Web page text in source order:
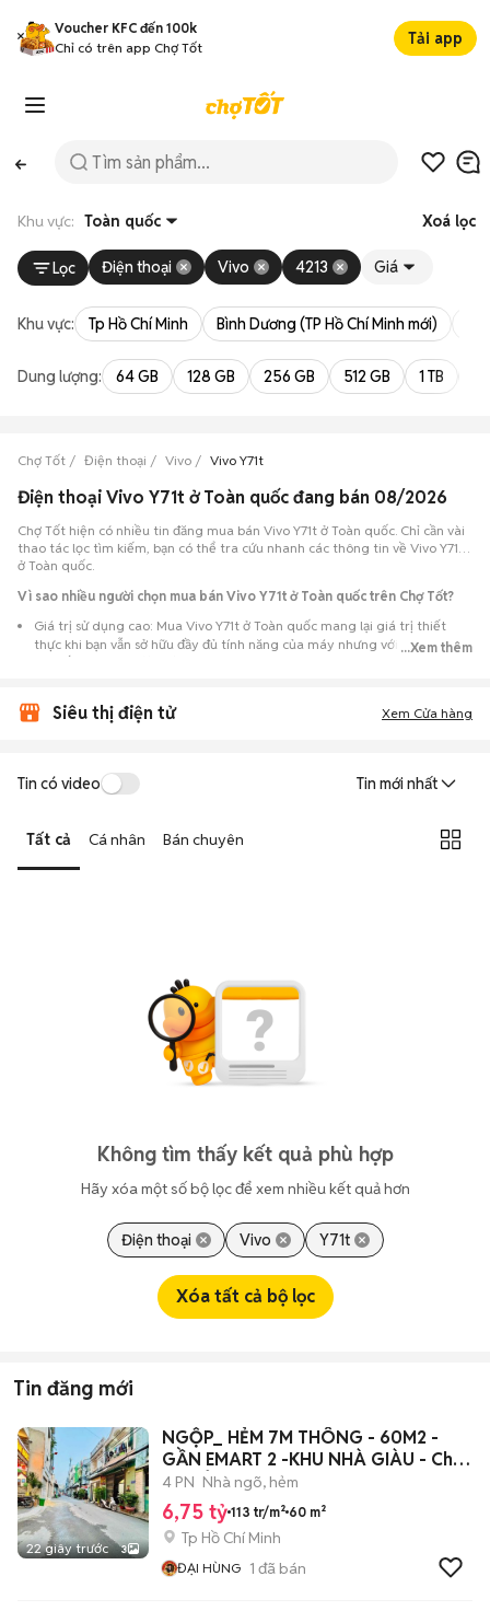
Voucher KFC đến 100k
Chỉ có trên app Chợ Tốt
Tải app
Khu vực: Toàn quốc Xoá lọc
Lọc Điện thoại Vivo 4213 Giá
Khu vực: Tp Hồ Chí Minh Bình Dương (TP Hồ Chí Minh mới)
Dung lượng: 64 GB 128 GB 256 GB 512 GB 1 TB
Chợ Tốt Điện thoại Vivo Vivo Y71t
Điện thoại Vivo Y71t ở Toàn quốc đang bán 08/2026
Chợ Tốt hiện có nhiều tin đăng mua bán Vivo Y71t ở Toàn quốc. Chỉ cần vài
thao tác lọc tìm kiếm, bạn có thể tra cứu nhanh các thông tin về Vivo Y71t
ở Toàn quốc.
Vì sao nhiều người chọn mua bán Vivo Y71t ở Toàn quốc trên Chợ Tốt?
Giá trị sử dụng cao: Mua Vivo Y71t ở Toàn quốc mang lại giá trị thiết
thực khi bạn vẫn sở hữu đầy đủ tính năng của máy nhưng với chi phí đầu
tư thấp hơn máy đập hộp.
Toàn quốc, đáp ứng từ nhu cầu cần máy đẹp keng đến máy chỉ cần hoạt
động ổn định.
thận, test loa, camera, wifi... để đảm bảo máy không có lỗi phát sinh.
hai bên trao đổi giá cả linh hoạt và có thể chốt giao dịch ngay trong
ngày.
...Xem thêm
Siêu thị điện tử Xem Cửa hàng
Tin có video Tin mới nhất
Tất cả Cá nhân Bán chuyên
Không tìm thấy kết quả phù hợp
Hãy xóa một số bộ lọc để xem nhiều kết quả hơn
Điện thoại Vivo Y71t
Xóa tất cả bộ lọc
Tin đăng mới
22 giây trước 3
NGỘP_ HẺM 7M THÔNG - 60M2 -
GẦN EMART 2 -KHU NHÀ GIÀU - Chỉ
6.x TỶ
4 PN Nhà ngõ, hẻm
6,75 tỷ 113 tr/m² 60 m²
Tp Hồ Chí Minh
ĐẠI HÙNG 1 đã bán